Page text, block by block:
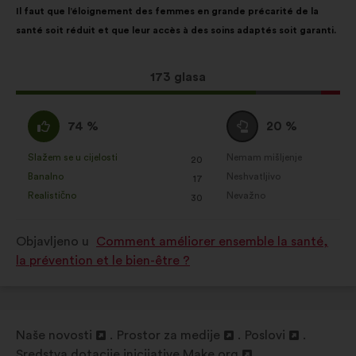
prijedloga:
Il faut que l’éloignement des femmes en grande précarité de la
santé soit réduit et que leur accès à des soins adaptés soit garanti.
Ovaj
prijedlog
173 glasa
raspodjelu:
Slažem
:
74 %
stavljena
oznaka:
Slažem se u cijelosti
: 20
put
Banalno
: 17
put
Realistično
: 30
put
Niti
se
slažem
niti
neslažem
20 %
stavljena
Nemam mišljenje
:put
Neshvatljivo
:put
Nevažno
:put
Objavljeno u
Comment améliorer ensemble la santé,
la prévention et le bien-être ?
Naše novosti Prostor za medije Poslovi
Društvene mreže:
kolačići kojima
lakše optimiziramo naš utjecaj